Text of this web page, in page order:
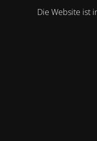
Die Website ist